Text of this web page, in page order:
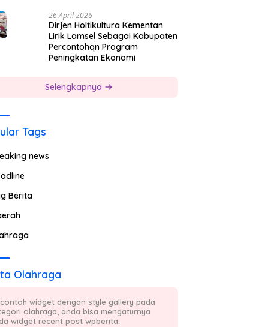
26 April 2026
Dirjen Holtikultura Kementan
Lirik Lamsel Sebagai Kabupaten
Percontohqn Program
Peningkatan Ekonomi
Selengkapnya
Tags
news
Berita
Olahraga
widget dengan style gallery pada
olahraga, anda bisa mengaturnya
widget recent post wpberita.